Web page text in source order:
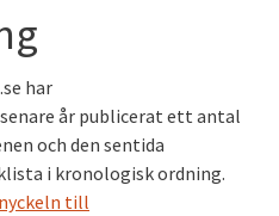
har
år publicerat ett antal
och den sentida
i kronologisk ordning.
till